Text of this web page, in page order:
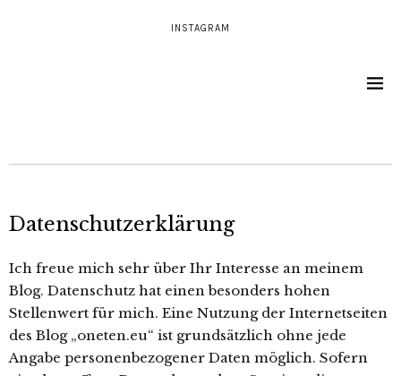
INSTAGRAM
Datenschutzerklärung
Ich freue mich sehr über Ihr Interesse an meinem
Blog. Datenschutz hat einen besonders hohen
Stellenwert für mich. Eine Nutzung der Internetseiten
des Blog „oneten.eu“ ist grundsätzlich ohne jede
Angabe personenbezogener Daten möglich. Sofern